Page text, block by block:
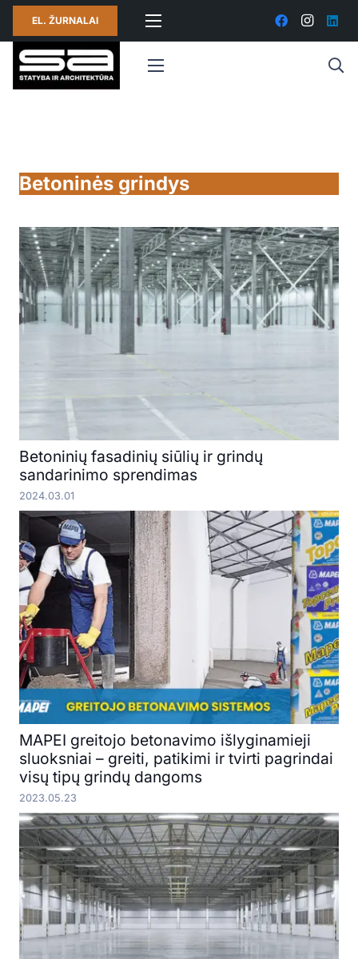
EL. ŽURNALAI
Betoninės grindys
Betoninių fasadinių siūlių ir grindų
sandarinimo sprendimas
2024.03.01
MAPEI greitojo betonavimo išlyginamieji
sluoksniai – greiti, patikimi ir tvirti pagrindai
visų tipų grindų dangoms
2023.05.23